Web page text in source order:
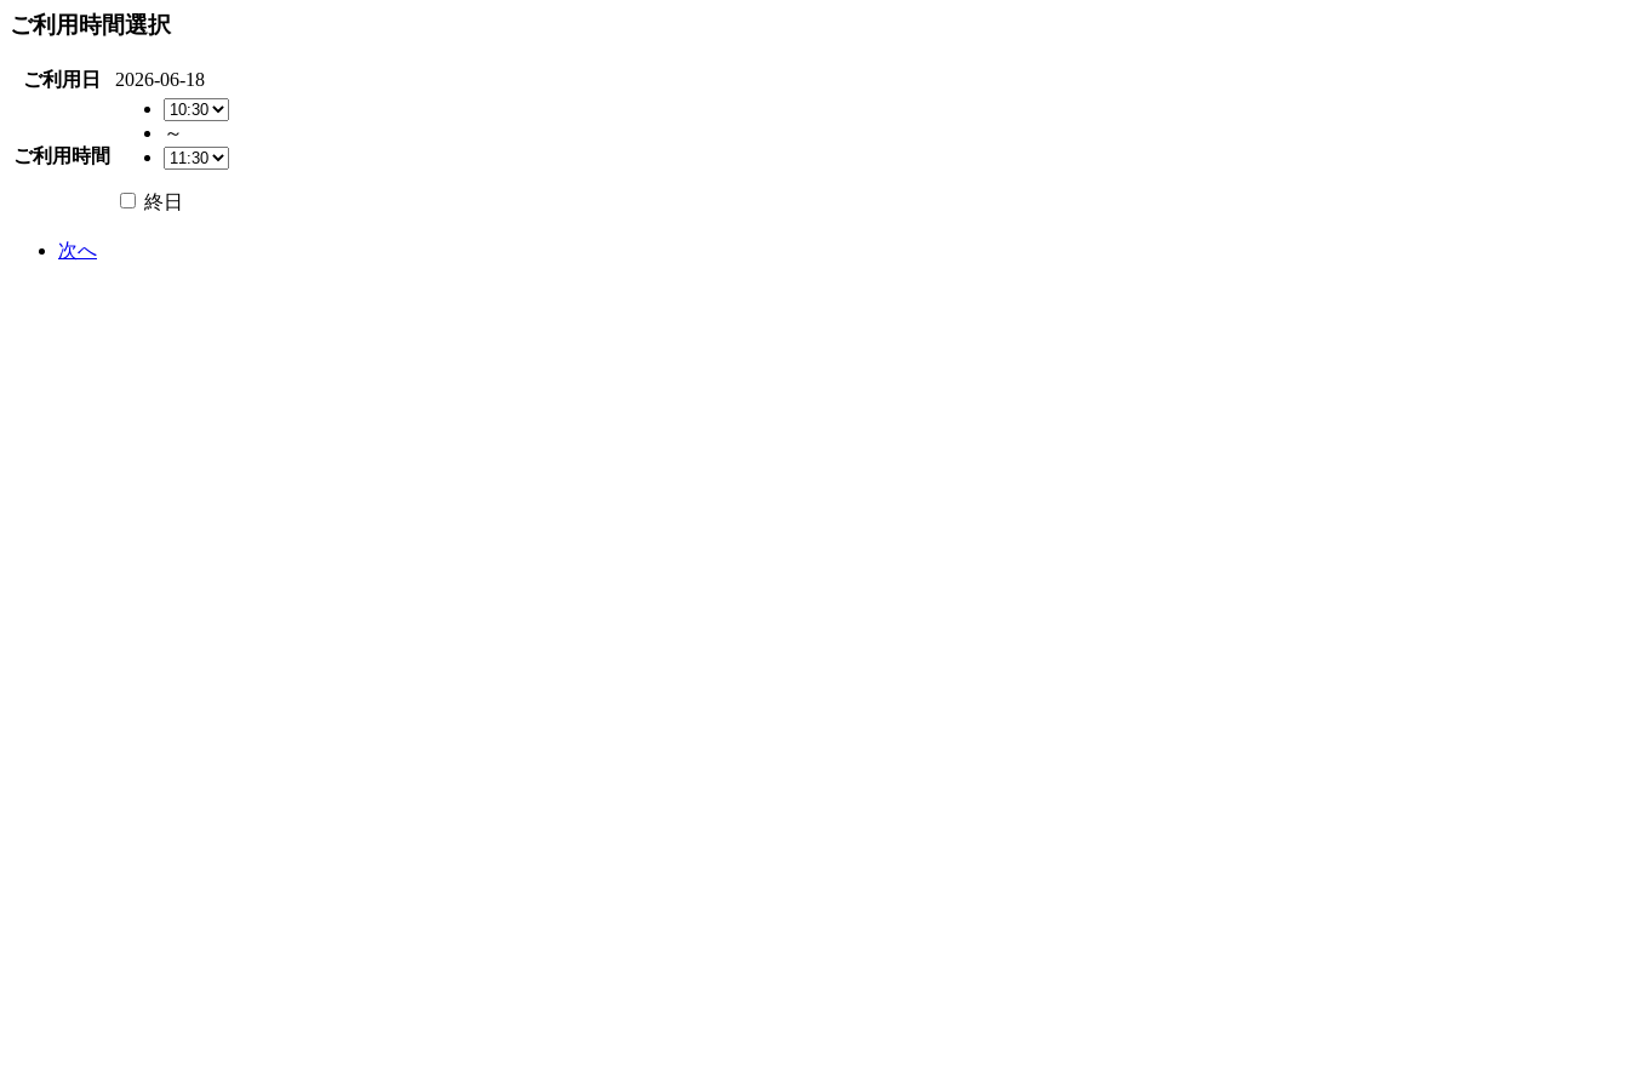
ご利用時間選択
ご利用日 2026-06-18
ご利用時間
～
終日
次へ